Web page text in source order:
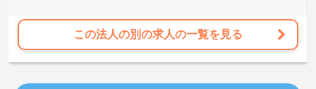
この法人の別の求人の一覧を見る